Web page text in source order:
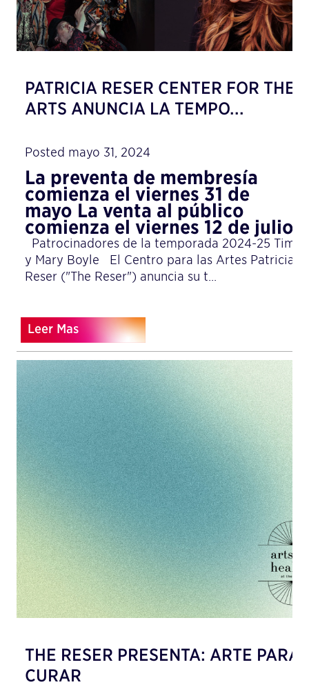
PATRICIA RESER CENTER FOR THE
ARTS ANUNCIA LA TEMPO...
Posted mayo 31, 2024
La preventa de membresía
comienza el viernes 31 de
mayo La venta al público
comienza el viernes 12 de julio
Patrocinadores de la temporada 2024-25 Tim
y Mary Boyle El Centro para las Artes Patricia
Reser ("The Reser") anuncia su t...
Leer Mas
THE RESER PRESENTA: ARTE PARA
CURAR